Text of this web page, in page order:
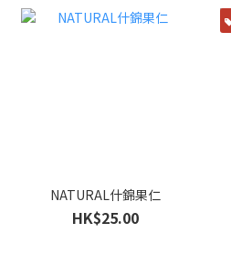
NATURAL什錦果仁
HK$25.00